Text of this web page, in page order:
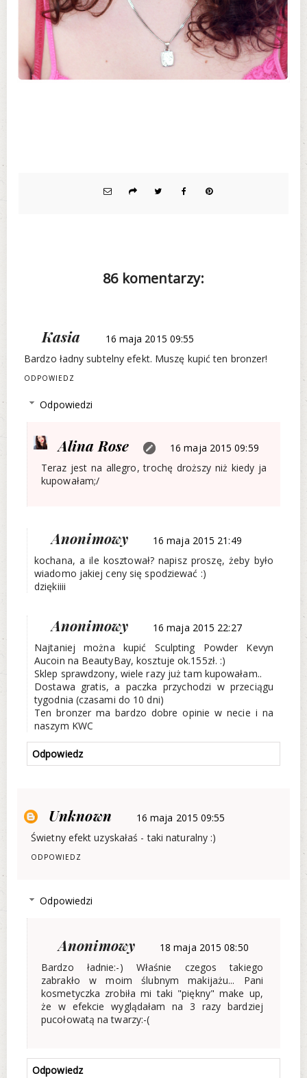
86 komentarzy:
Kasia
16 maja 2015 09:55
Bardzo ładny subtelny efekt. Muszę kupić ten bronzer!
ODPOWIEDZ
Odpowiedzi
Alina Rose
16 maja 2015 09:59
Teraz jest na allegro, trochę droższy niż kiedy ja
kupowałam;/
Anonimowy
16 maja 2015 21:49
kochana, a ile kosztował? napisz proszę, żeby było
wiadomo jakiej ceny się spodziewać :)
dziękiiii
Anonimowy
16 maja 2015 22:27
Najtaniej można kupić Sculpting Powder Kevyn
Aucoin na BeautyBay, kosztuje ok.155zł. :)
Sklep sprawdzony, wiele razy już tam kupowałam..
Dostawa gratis, a paczka przychodzi w przeciągu
tygodnia (czasami do 10 dni)
Ten bronzer ma bardzo dobre opinie w necie i na
naszym KWC
Odpowiedz
Unknown
16 maja 2015 09:55
Świetny efekt uzyskałaś - taki naturalny :)
ODPOWIEDZ
Odpowiedzi
Anonimowy
18 maja 2015 08:50
Bardzo ładnie:-) Właśnie czegos takiego
zabrakło w moim ślubnym makijażu... Pani
kosmetyczka zrobiła mi taki "piękny" make up,
że w efekcie wyglądałam na 3 razy bardziej
pucołowatą na twarzy:-(
Odpowiedz